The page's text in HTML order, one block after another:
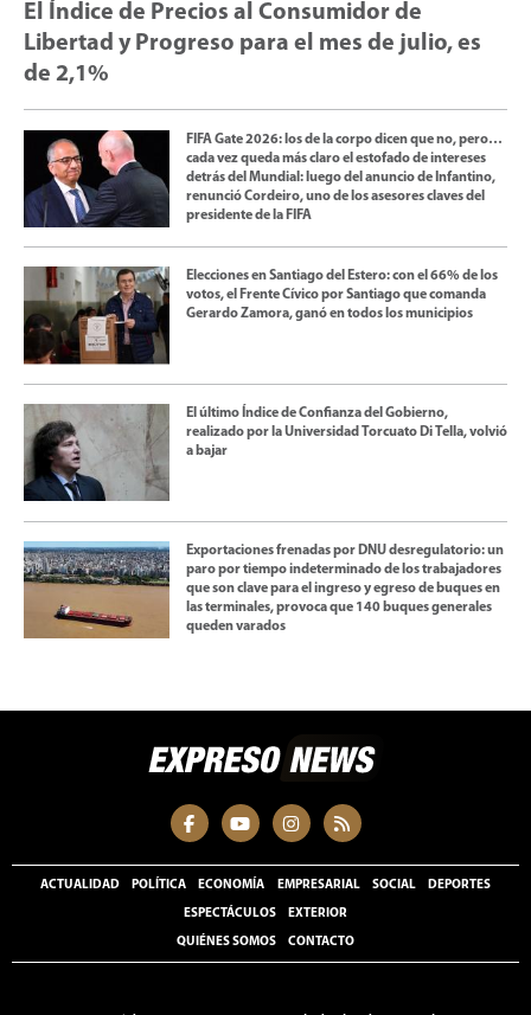
El Índice de Precios al Consumidor de
Libertad y Progreso para el mes de julio, es
de 2,1%
FIFA Gate 2026: los de la corpo dicen que no, pero…
cada vez queda más claro el estofado de intereses
detrás del Mundial: luego del anuncio de Infantino,
renunció Cordeiro, uno de los asesores claves del
presidente de la FIFA
Elecciones en Santiago del Estero: con el 66% de los
votos, el Frente Cívico por Santiago que comanda
Gerardo Zamora, ganó en todos los municipios
El último Índice de Confianza del Gobierno,
realizado por la Universidad Torcuato Di Tella, volvió
a bajar
Exportaciones frenadas por DNU desregulatorio: un
paro por tiempo indeterminado de los trabajadores
que son clave para el ingreso y egreso de buques en
las terminales, provoca que 140 buques generales
queden varados
ACTUALIDAD POLÍTICA ECONOMÍA EMPRESARIAL SOCIAL DEPORTES
ESPECTÁCULOS EXTERIOR
QUIÉNES SOMOS CONTACTO